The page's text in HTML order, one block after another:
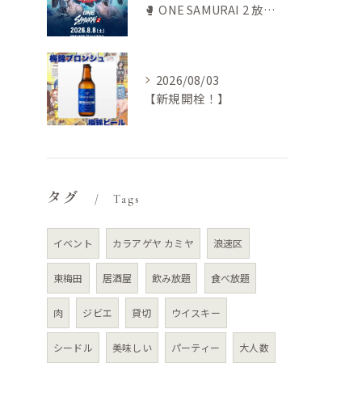
🥊 ONE SAMURAI 2 放送します‼️
2026/08/03
【新規開栓！】
タグ Tags
イベント カラアゲヤ カミヤ 浪速区
東梅田 居酒屋 飲み放題 食べ放題
肉 ジビエ 貸切 ウイスキー
シードル 美味しい パーティー 大人数